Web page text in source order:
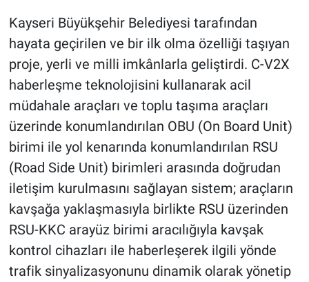
Kayseri Büyükşehir Belediyesi tarafından
hayata geçirilen ve bir ilk olma özelliği taşıyan
proje, yerli ve milli imkânlarla geliştirdi. C-V2X
haberleşme teknolojisini kullanarak acil
müdahale araçları ve toplu taşıma araçları
üzerinde konumlandırılan OBU (On Board Unit)
birimi ile yol kenarında konumlandırılan RSU
(Road Side Unit) birimleri arasında doğrudan
iletişim kurulmasını sağlayan sistem; araçların
kavşağa yaklaşmasıyla birlikte RSU üzerinden
RSU-KKC arayüz birimi aracılığıyla kavşak
kontrol cihazları ile haberleşerek ilgili yönde
trafik sinyalizasyonunu dinamik olarak yönetip